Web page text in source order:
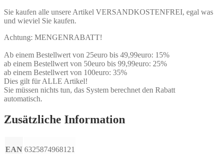
Sie kaufen alle unsere Artikel VERSANDKOSTENFREI, egal was
und wieviel Sie kaufen.
Achtung: MENGENRABATT!
Ab einem Bestellwert von 25euro bis 49,99euro: 15%
ab einem Bestellwert von 50euro bis 99,99euro: 25%
ab einem Bestellwert von 100euro: 35%
Dies gilt für ALLE Artikel!
Sie müssen nichts tun, das System berechnet den Rabatt
automatisch.
Zusätzliche Information
EAN 6325874968121